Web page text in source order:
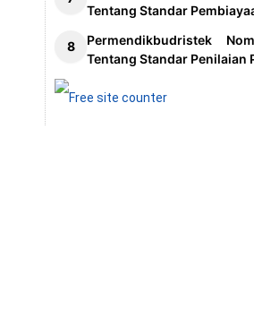
Tentang Standar
Permendikbudristek
Tentang Standar Penilaian